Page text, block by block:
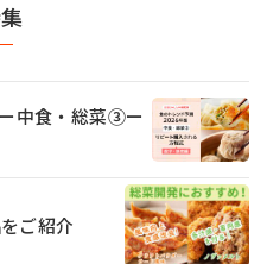
中食・総菜③ー
ご紹介